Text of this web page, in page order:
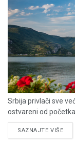
Srbija privlači sve
ostvareni od
SAZNAJTE VIŠE